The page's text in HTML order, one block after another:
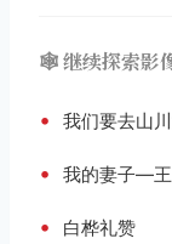
🕸️ 继续探索影
• 我们要去山
• 我的妻子—
• 白桦礼赞